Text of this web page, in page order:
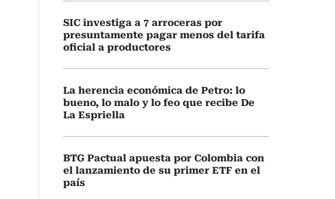
SIC investiga a 7 arroceras por
presuntamente pagar menos del tarifa
oficial a productores
La herencia económica de Petro: lo
bueno, lo malo y lo feo que recibe De
La Espriella
BTG Pactual apuesta por Colombia con
el lanzamiento de su primer ETF en el
país